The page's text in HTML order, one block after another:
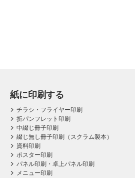
紙に印刷する
チラシ・フライヤー印刷
折パンフレット印刷
中綴じ冊子印刷
綴じ無し冊子印刷（スクラム製本）
資料印刷
ポスター印刷
パネル印刷・卓上パネル印刷
メニュー印刷